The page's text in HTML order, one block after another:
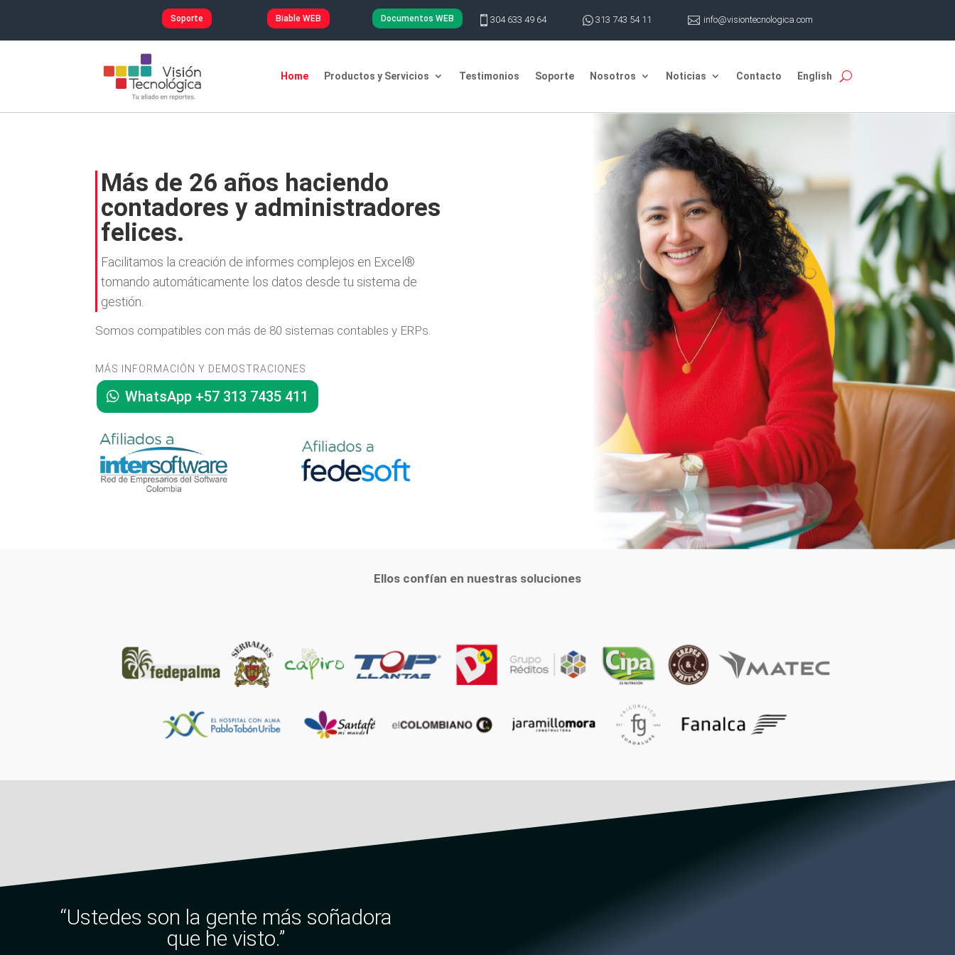
Soporte Biable WEB Documentos WEB  304 633 49 64  313 743 54 11  info@visiontecnologica.com
Home Productos y Servicios Testimonios Soporte Nosotros Noticias Contacto English
Más de 26 años haciendo
contadores y administradores
felices.
Facilitamos la creación de informes complejos en Excel®
tomando automáticamente los datos desde tu sistema de
gestión.
Somos compatibles con más de 80 sistemas contables y ERPs.
MÁS INFORMACIÓN Y DEMOSTRACIONES
WhatsApp +57 313 7435 411
Ellos confían en nuestras soluciones
“Ustedes son la gente más soñadora
que he visto.”